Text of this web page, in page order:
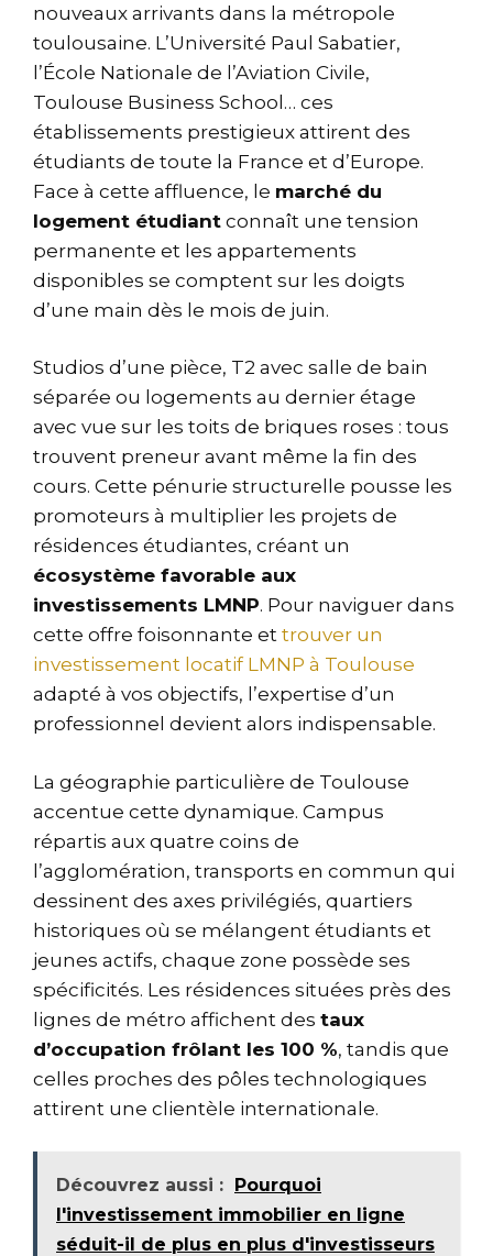
nouveaux arrivants dans la métropole
toulousaine. L’Université Paul Sabatier,
l’École Nationale de l’Aviation Civile,
Toulouse Business School… ces
établissements prestigieux attirent des
étudiants de toute la France et d’Europe.
Face à cette affluence, le marché du
logement étudiant connaît une tension
permanente et les appartements
disponibles se comptent sur les doigts
d’une main dès le mois de juin.
Studios d’une pièce, T2 avec salle de bain
séparée ou logements au dernier étage
avec vue sur les toits de briques roses : tous
trouvent preneur avant même la fin des
cours. Cette pénurie structurelle pousse les
promoteurs à multiplier les projets de
résidences étudiantes, créant un
écosystème favorable aux
investissements LMNP. Pour naviguer dans
cette offre foisonnante et trouver un
investissement locatif LMNP à Toulouse
adapté à vos objectifs, l’expertise d’un
professionnel devient alors indispensable.
La géographie particulière de Toulouse
accentue cette dynamique. Campus
répartis aux quatre coins de
l’agglomération, transports en commun qui
dessinent des axes privilégiés, quartiers
historiques où se mélangent étudiants et
jeunes actifs, chaque zone possède ses
spécificités. Les résidences situées près des
lignes de métro affichent des taux
d’occupation frôlant les 100 %, tandis que
celles proches des pôles technologiques
attirent une clientèle internationale.
Découvrez aussi : Pourquoi
l'investissement immobilier en ligne
séduit-il de plus en plus d'investisseurs